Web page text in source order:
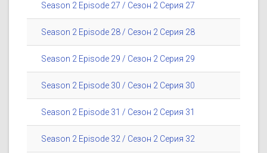
Season 2 Episode 27 / Сезон 2 Серия 27
Season 2 Episode 28 / Сезон 2 Серия 28
Season 2 Episode 29 / Сезон 2 Серия 29
Season 2 Episode 30 / Сезон 2 Серия 30
Season 2 Episode 31 / Сезон 2 Серия 31
Season 2 Episode 32 / Сезон 2 Серия 32